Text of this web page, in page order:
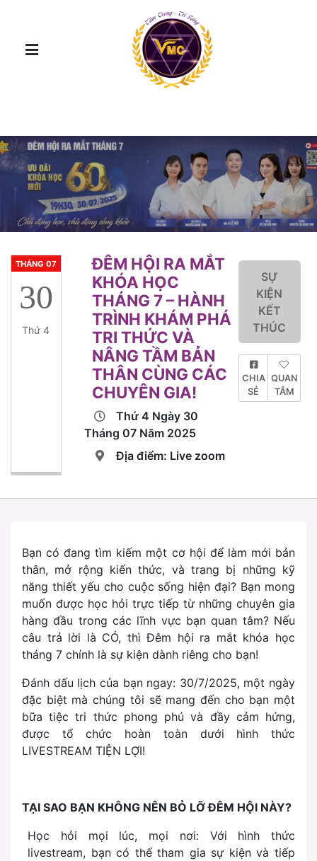
THÁNG 07
30
Thứ 4
ĐÊM HỘI RA MẮT
KHÓA HỌC
THÁNG 7 – HÀNH
TRÌNH KHÁM PHÁ
TRI THỨC VÀ
NÂNG TẦM BẢN
THÂN CÙNG CÁC
CHUYÊN GIA!
Thứ 4 Ngày 30
Tháng 07 Năm 2025
Địa điểm: Live zoom
SỰ
KIỆN
KẾT
THÚC
CHIA
SẺ
QUAN
TÂM
Bạn có đang tìm kiếm một cơ hội để làm mới bản
thân, mở rộng kiến thức, và trang bị những kỹ
năng thiết yếu cho cuộc sống hiện đại? Bạn mong
muốn được học hỏi trực tiếp từ những chuyên gia
hàng đầu trong các lĩnh vực bạn quan tâm? Nếu
câu trả lời là CÓ, thì Đêm hội ra mắt khóa học
tháng 7 chính là sự kiện dành riêng cho bạn!
Đánh dấu lịch của bạn ngay: 30/7/2025, một ngày
đặc biệt mà chúng tôi sẽ mang đến cho bạn một
bữa tiệc tri thức phong phú và đầy cảm hứng,
được tổ chức hoàn toàn dưới hình thức
LIVESTREAM TIỆN LỢI!
TẠI SAO BẠN KHÔNG NÊN BỎ LỠ ĐÊM HỘI NÀY?
Học hỏi mọi lúc, mọi nơi: Với hình thức
livestream, bạn có thể tham gia sự kiện và tiếp